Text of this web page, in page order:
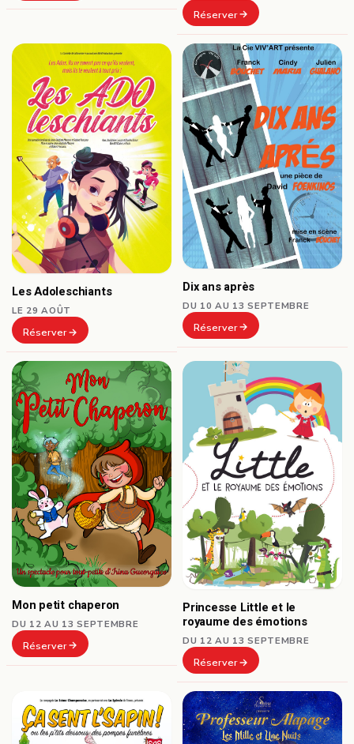
Réserver
Les Adoleschiants
LE 29 AOÛT
Réserver
Dix ans après
DU 10 AU 13 SEPTEMBRE
Réserver
Mon petit chaperon
DU 12 AU 13 SEPTEMBRE
Réserver
Princesse Little et le
royaume des émotions
DU 12 AU 13 SEPTEMBRE
Réserver